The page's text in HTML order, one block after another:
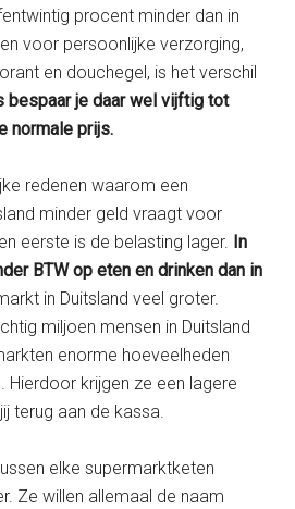
procent minder dan in
voor persoonlijke verzorging,
en douchegel, is het verschil
bespaar je daar wel vijftig tot
normale prijs.
redenen waarom een
minder geld vraagt voor
eerste is de belasting lager. In
BTW op eten en drinken dan in
in Duitsland veel groter.
miljoen mensen in Duitsland
enorme hoeveelheden
Hierdoor krijgen ze een lagere
terug aan de kassa.
elke supermarktketen
Ze willen allemaal de naam